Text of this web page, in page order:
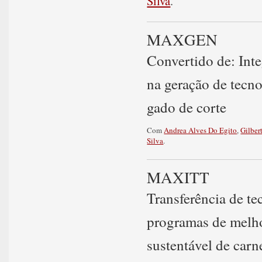
MAXGEN
Convertido de:
na geração de
gado de corte
ComAndrea Alves Do Egito,
Silva.
MAXITT
Transferência de
programas de
sustentável de